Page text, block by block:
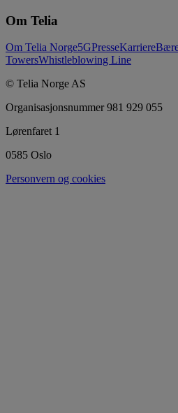
Om Telia
Om Telia Norge5GPresseKarriere
TowersWhistleblowing Line
© Telia Norge AS
Organisasjonsnummer 981 929 055
Lørenfaret 1
0585 Oslo
Personvern og cookies